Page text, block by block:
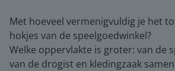
Met hoeveel vermenigvuldig je het
hokjes van de speelgoedwinkel?
Welke oppervlakte is groter: van de
van de drogist en kledingzaak